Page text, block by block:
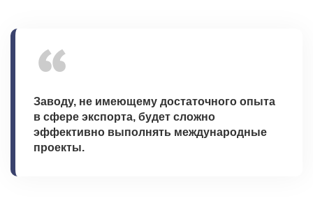
Заводу, не имеющему достаточного опыта
в сфере экспорта, будет сложно
эффективно выполнять международные
проекты.